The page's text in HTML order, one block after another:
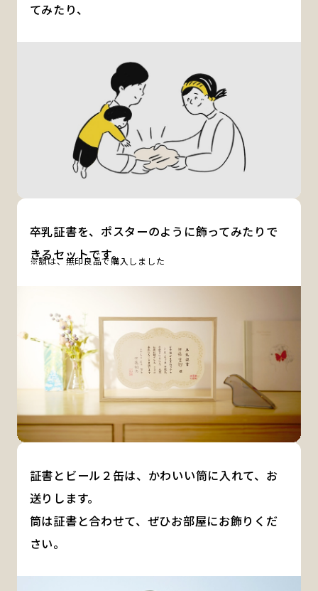
てみたり、
卒乳証書を、ポスターのように飾ってみたりで
きるセットです。
※額は、無印良品で購入しました
証書とビール２缶は、かわいい筒に入れて、お
送りします。
筒は証書と合わせて、ぜひお部屋にお飾りくだ
さい。